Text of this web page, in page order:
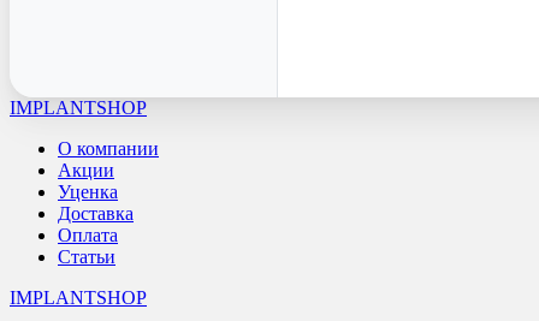
IMPLANTSHOP
О компании
Акции
Уценка
Доставка
Оплата
Статьи
IMPLANTSHOP